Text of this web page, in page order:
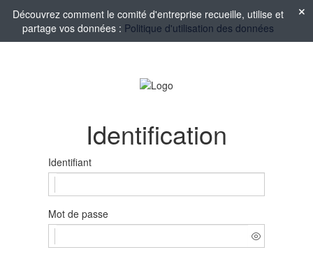
Découvrez comment le comité d'entreprise recueille, utilise et
partage vos données : Politique d'utilisation des données
Identification
Identifiant
Mot de passe